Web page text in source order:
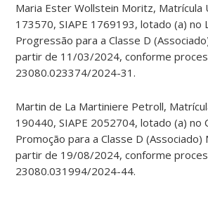
Maria Ester Wollstein Moritz, Matrícula
173570, SIAPE 1769193, lotado (a) no
Progressão para a Classe D
partir de 11/03/2024, conforme
23080.023374/2024-31.
Martin de La Martiniere Petroll,
190440, SIAPE 2052704, lotado (a) no
Promoção para a Classe D (Associado)
partir de 19/08/2024, conforme
23080.031994/2024-44.